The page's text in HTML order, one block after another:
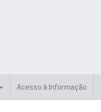
Acesso à Informação